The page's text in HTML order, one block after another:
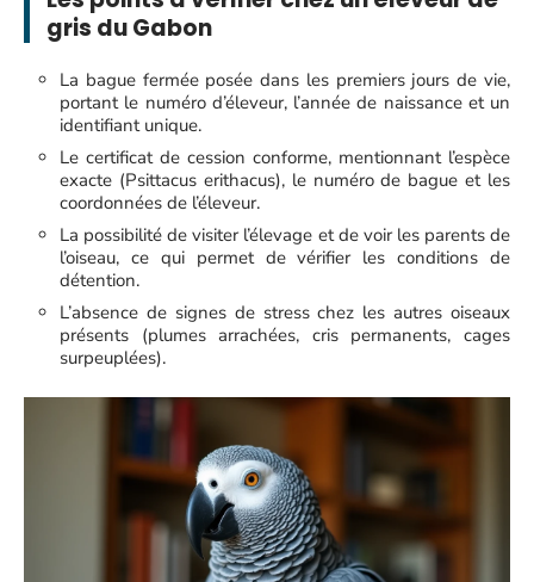
gris du Gabon
La bague fermée posée dans les premiers jours de vie,
portant le numéro d’éleveur, l’année de naissance et un
identifiant unique.
Le certificat de cession conforme, mentionnant l’espèce
exacte (Psittacus erithacus), le numéro de bague et les
coordonnées de l’éleveur.
La possibilité de visiter l’élevage et de voir les parents de
l’oiseau, ce qui permet de vérifier les conditions de
détention.
L’absence de signes de stress chez les autres oiseaux
présents (plumes arrachées, cris permanents, cages
surpeuplées).